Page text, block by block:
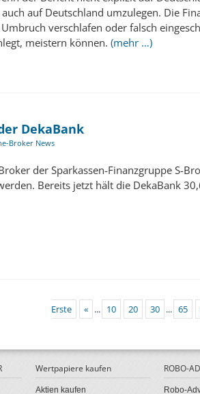
auf Deutschland umzulegen. Die
verschlafen oder falsch
meistern können. (mehr …)
DekaBank
Broker News
der Sparkassen-Finanzgruppe S-
Bereits jetzt hält die DekaBank
Erste
« ... 10 20 30 ... 65
Wertpapiere kaufen
Aktien kaufen
ROBO-
Robo-